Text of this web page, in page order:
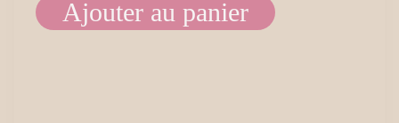
quantité
Ajouter au panier